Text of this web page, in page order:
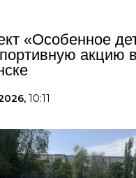
«Особенное
акцию в
10:11